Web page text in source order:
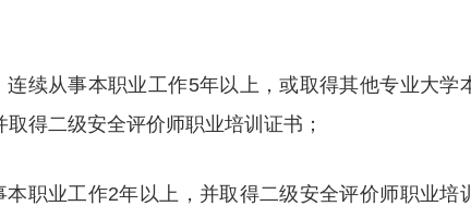
续从事本职业工作5年以上，或取得其他专业大学
得二级安全评价师职业培训证书；
职业工作2年以上，并取得二级安全评价师职业培